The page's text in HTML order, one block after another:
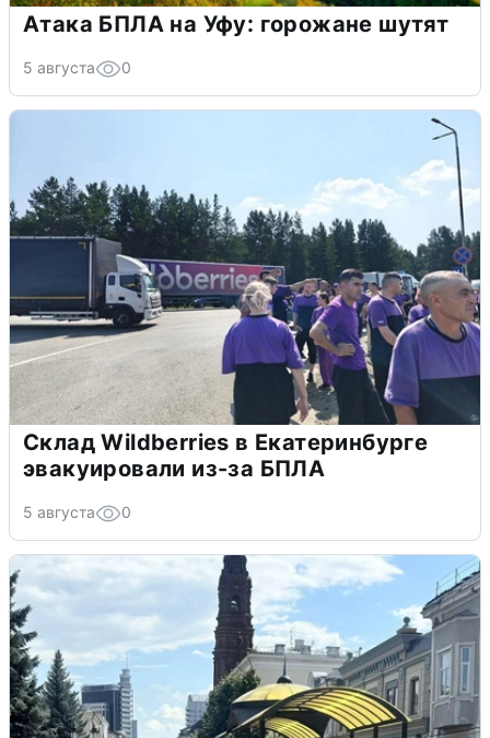
Атака БПЛА на Уфу: горожане шутят
5 августа 0
Склад Wildberries в Екатеринбурге
эвакуировали из-за БПЛА
5 августа 0